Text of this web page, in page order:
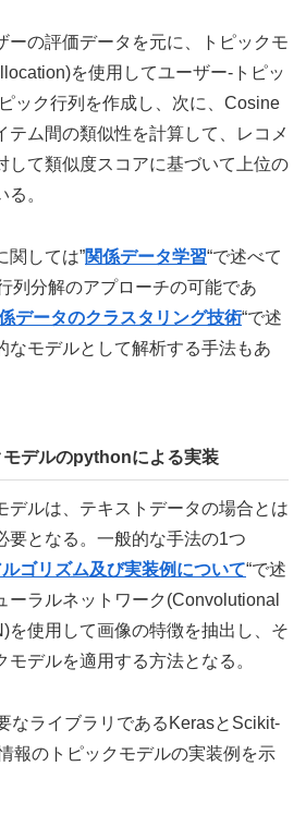
ーの評価データを元に、トピックモ
を使用してユーザー-トピッ
ック行列を作成し、次に、Cosine
テム間の類似性を計算して、レコメ
して類似度スコアに基づいて上位の
。
関しては”関係データ学習“で述べて
列分解のアプローチの可能であ
データのクラスタリング技術“で述
なモデルとして解析する手法もあ
デルのpythonによる実装
デルは、テキストデータの場合とは
要となる。一般的な手法の1つ
ゴリズム及び実装例について“で述
ーラルネットワーク(Convolutional
を使用して画像の特徴を抽出し、そ
デルを適用する方法となる。
なライブラリであるKerasとScikit-
報のトピックモデルの実装例を示